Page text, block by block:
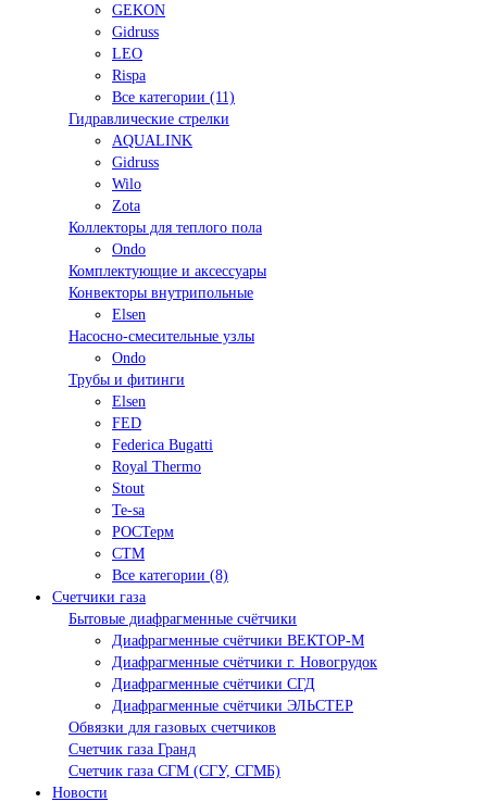
GEKON
Gidruss
LEO
Rispa
Все категории (11)
Гидравлические стрелки
AQUALINK
Gidruss
Wilo
Zota
Коллекторы для теплого пола
Ondo
Комплектующие и аксессуары
Конвекторы внутрипольные
Elsen
Насосно-смесительные узлы
Ondo
Трубы и фитинги
Elsen
FED
Federica Bugatti
Royal Thermo
Stout
Te-sa
РОСТерм
СТМ
Все категории (8)
Счетчики газа
Бытовые диафрагменные счётчики
Диафрагменные счётчики ВЕКТОР-М
Диафрагменные счётчики г. Новогрудок
Диафрагменные счётчики СГД
Диафрагменные счётчики ЭЛЬСТЕР
Обвязки для газовых счетчиков
Счетчик газа Гранд
Счетчик газа СГМ (СГУ, СГМБ)
Новости